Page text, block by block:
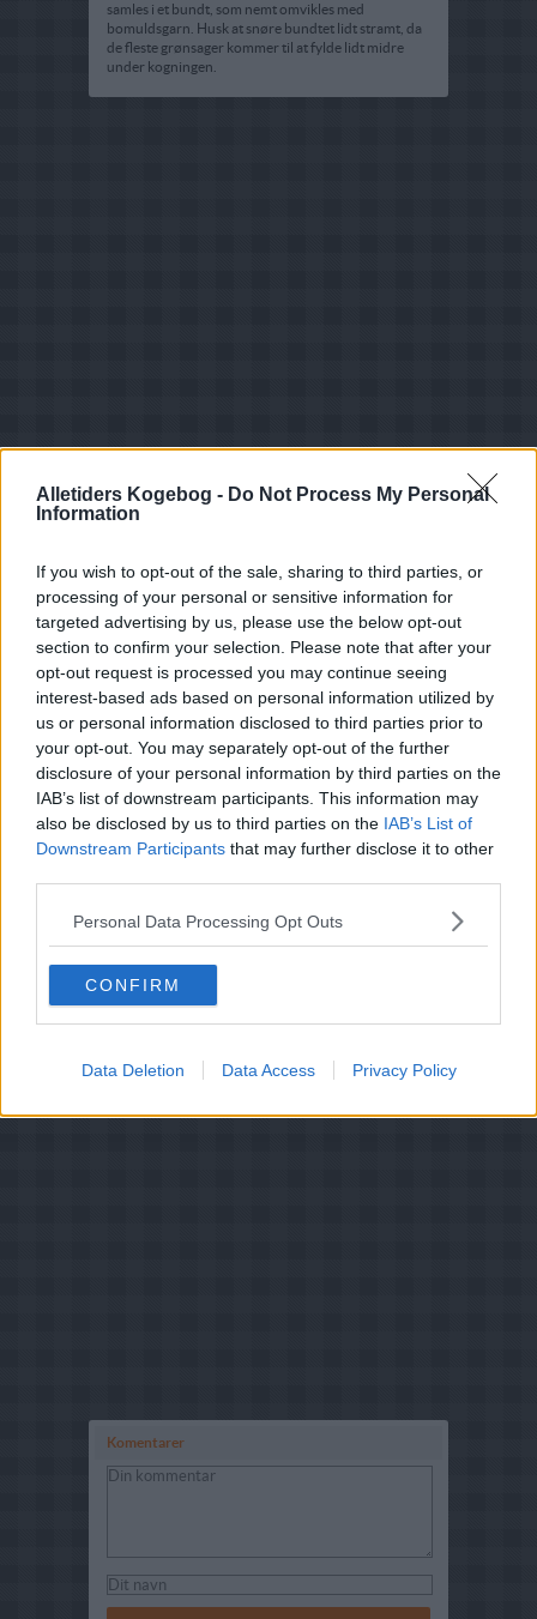
Alletiders Kogebog - Do Not Process My Personal
Information
If you wish to opt-out of the sale, sharing to third parties, or
processing of your personal or sensitive information for
targeted advertising by us, please use the below opt-out
section to confirm your selection. Please note that after your
opt-out request is processed you may continue seeing
interest-based ads based on personal information utilized by
us or personal information disclosed to third parties prior to
your opt-out. You may separately opt-out of the further
disclosure of your personal information by third parties on the
IAB’s list of downstream participants. This information may
also be disclosed by us to third parties on the IAB’s List of
Downstream Participants that may further disclose it to other
Personal Data Processing Opt Outs
CONFIRM
Data Deletion Data Access Privacy Policy
samles i et bundt, som nemt omvikles med
bomuldsgarn. Husk at snøre bundtet lidt stramt, da
de fleste grønsager kommer til at fylde lidt midre
under kogningen.
Opskriftsinfo
Ret :Suppe Diverse supper
Hovedingrediens :Grøntsager -Diverse grøntsager
Indsendt :
Redigeret:2020-10-18
Brugernes vurdering:
)
Din vurdering:
Komentarer